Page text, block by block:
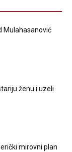
Mulahasanović
ženu i uzeli
mirovni plan